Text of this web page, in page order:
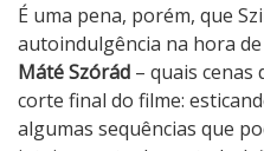
É uma pena, porém, que
autoindulgência na hora
Máté Szórád – quais
corte final do filme:
algumas sequências que